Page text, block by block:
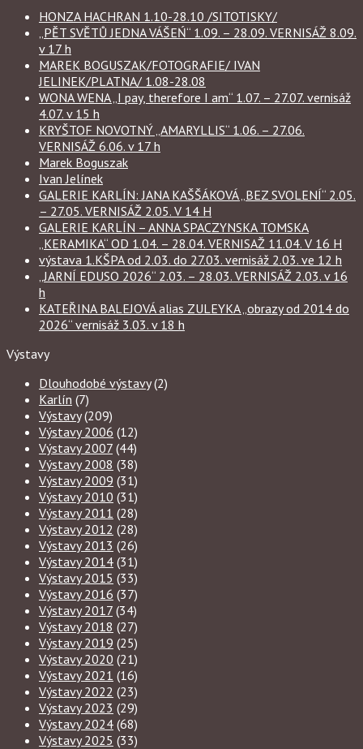
HONZA HACHRAN 1.10-28.10 /SITOTISKY/
„PĚT SVĚTŮ JEDNA VÁŠEŃ“ 1.09. – 28.09. VERNISÁŽ 8.09.
v 17 h
MAREK BOGUSZAK/FOTOGRAFIE/ IVAN
JELINEK/PLATNA/ 1.08-28.08
WONA WENA „I pay, therefore I am“ 1.07. – 27.07. vernisáž
4.07. v 15 h
KRYŠTOF NOVOTNÝ „AMARYLLIS“ 1.06. – 27.06.
VERNISÁŽ 6.06. v 17 h
Marek Boguszak
Ivan Jelínek
GALERIE KARLÍN: JANA KAŠŠÁKOVÁ „BEZ SVOLENÍ“ 2.05.
– 27.05. VERNISÁŽ 2.05. V 14 H
GALERIE KARLÍN – ANNA SPACZYNSKA TOMSKA
„KERAMIKA“ OD 1.04. – 28.04. VERNISAŽ 11.04. V 16 H
výstava 1.KŠPA od 2.03. do 27.03. vernisáž 2.03. ve 12 h
„JARNÍ EDUSO 2026“ 2.03. – 28.03. VERNISÁŽ 2.03. v 16
h
KATEŘINA BALEJOVÁ alias ZULEYKA „obrazy od 2014 do
2026“ vernisáž 3.03. v 18 h
Výstavy
Dlouhodobé výstavy(2)
Karlín (7)
Výstavy(209)
Výstavy 2006 (12)
Výstavy 2007 (44)
Výstavy 2008 (38)
Výstavy 2009 (31)
Výstavy 2010 (31)
Výstavy 2011 (28)
Výstavy 2012 (28)
Výstavy 2013 (26)
Výstavy 2014 (31)
Výstavy 2015 (33)
Výstavy 2016 (37)
Výstavy 2017 (34)
Výstavy 2018 (27)
Výstavy 2019 (25)
Výstavy 2020 (21)
Výstavy 2021 (16)
Výstavy 2022 (23)
Výstavy 2023 (29)
Výstavy 2024 (68)
Výstavy 2025 (33)